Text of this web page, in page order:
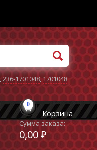
,236-1701048,1701048
0
Корзина
Сумма заказа:
0,00 ₽